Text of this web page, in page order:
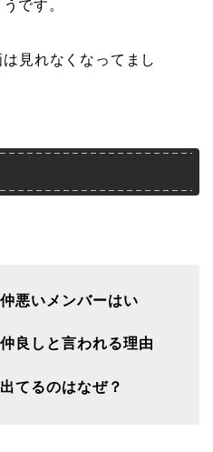
です。
見れなくなってまし
悪いメンバーはい
良しと言われる理由
てるのはなぜ？